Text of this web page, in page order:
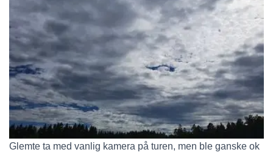
Glemte ta med vanlig kamera på turen, men ble ganske ok